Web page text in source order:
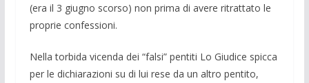
(era il 3 giugno scorso) non prima di avere ritrattato le
proprie con­fessioni.
Nella torbida vicenda dei “falsi” pen­titi Lo Giudice spicca
per le dichiara­zioni su di lui rese da un altro pentito,